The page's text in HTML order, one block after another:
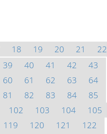
18 19 20 21
22
39 40 41 42
43
60 61 62 63
64
81 82 83 84
85
102 103 104
105
119 120 121
122